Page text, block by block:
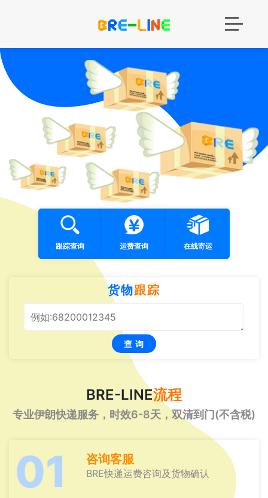
跟踪查询 运费查询 在线寄运
货物跟踪
查 询
BRE-LINE流程
专业伊朗快递服务，时效6-8天，双清到门(不含税)
01 咨询客服
BRE快递运费咨询及货物确认